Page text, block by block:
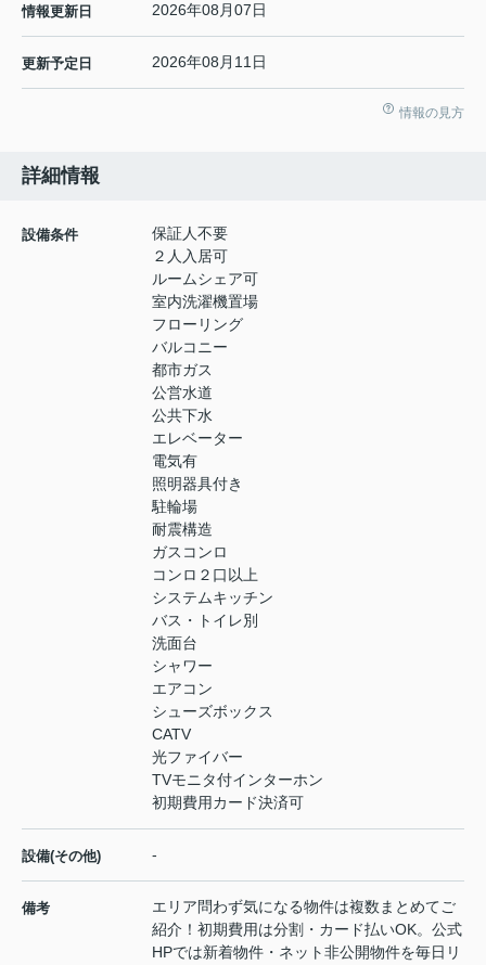
情報更新日 2026年08月07日
更新予定日 2026年08月11日
情報の見方
詳細情報
設備条件
保証人不要
２人入居可
ルームシェア可
室内洗濯機置場
フローリング
バルコニー
都市ガス
公営水道
公共下水
エレベーター
電気有
照明器具付き
駐輪場
耐震構造
ガスコンロ
コンロ２口以上
システムキッチン
バス・トイレ別
洗面台
シャワー
エアコン
シューズボックス
CATV
光ファイバー
TVモニタ付インターホン
初期費用カード決済可
設備(その他) -
備考
エリア問わず気になる物件は複数まとめてご
紹介！初期費用は分割・カード払いOK。公式
HPでは新着物件・ネット非公開物件を毎日リ